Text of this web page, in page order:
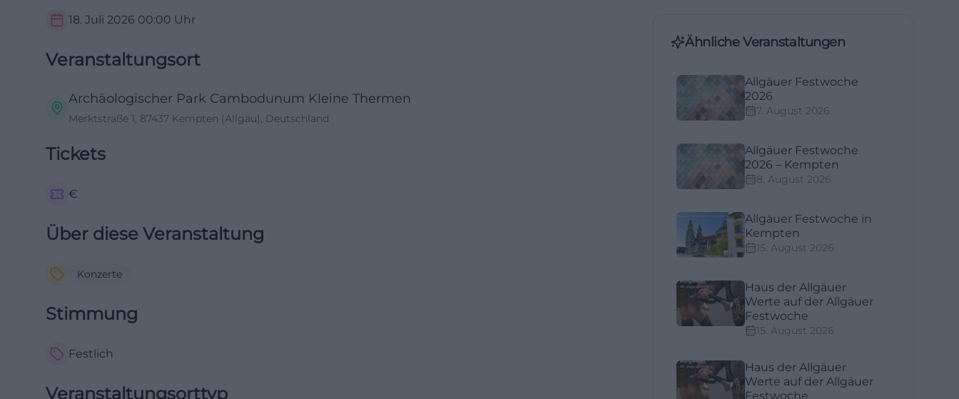
18. Juli 2026 00:00 Uhr
Veranstaltungsort
Archäologischer Park Cambodunum Kleine Thermen
Merktstraße 1, 87437 Kempten (Allgäu), Deutschland
Tickets
€
Über diese Veranstaltung
Konzerte
Stimmung
Festlich
Veranstaltungsorttyp
Ähnliche Veranstaltungen
Allgäuer Festwoche
2026
7. August 2026
Allgäuer Festwoche
2026 – Kempten
8. August 2026
Allgäuer Festwoche in
Kempten
15. August 2026
Haus der Allgäuer
Werte auf der Allgäuer
Festwoche
15. August 2026
Haus der Allgäuer
Werte auf der Allgäuer
Festwoche